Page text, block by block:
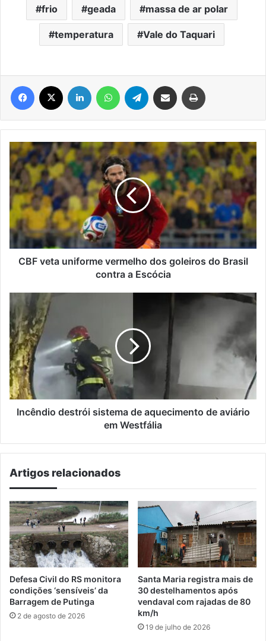
frio geada massa de ar polar
temperatura Vale do Taquari
Facebook Linkedin WhatsAppTelegram Compartilhar via e-mail
CBF
veta
uniforme
vermelho
dos
goleiros
do
Brasil
contra
CBF veta uniforme vermelho dos goleiros do Brasil
contra a Escócia
Incêndio
destrói
sistema
de
aquecimento
de
aviário
em
Westfália
Incêndio destrói sistema de aquecimento de aviário
em Westfália
Artigos relacionados
Defesa Civil do RS monitora
condições ‘sensíveis’ da
Barragem de Putinga
2 de agosto de 2026
Santa Maria registra mais de
30 destelhamentos após
vendaval com rajadas de 80
km/h
19 de julho de 2026